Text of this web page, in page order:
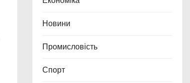
Новини
Промисловість
Спорт